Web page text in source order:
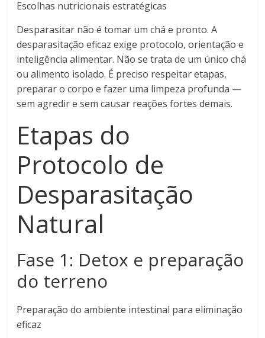
Escolhas nutricionais estratégicas
Desparasitar não é tomar um chá e pronto. A
desparasitação eficaz exige protocolo, orientação e
inteligência alimentar. Não se trata de um único chá
ou alimento isolado. É preciso respeitar etapas,
preparar o corpo e fazer uma limpeza profunda —
sem agredir e sem causar reações fortes demais.
Etapas do
Protocolo de
Desparasitação
Natural
Fase 1: Detox e preparação
do terreno
Preparação do ambiente intestinal para eliminação
eficaz